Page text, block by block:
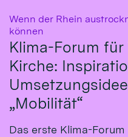
Wenn der Rhein
können
Klima-Forum
Kirche:
„Mobilität“
Das erste Klima-